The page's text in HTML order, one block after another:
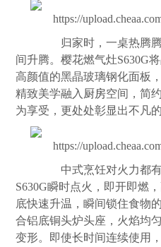
归家时，一桌热腾腾
间升腾。樱花燃气灶S630G
高颜值的黑晶玻璃钢化面板
精致美学融入 厨房空间，简
为享受，更处处彰显出不凡
中式烹饪对火力都有
S630G瞬时点火，即开即燃
底快速升温，瞬间锁住食物
合铝底铜头炉头座，火焰均
变形。即使长时间连续使用